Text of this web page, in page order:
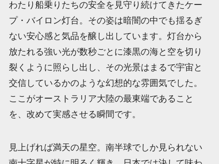
わたり船乗りたちの安全を見守り続けてきたケー
プ・バイロン灯台。その姿は暗闇の中でも揺るぎ
ない安心感と気品を醸し出しています。灯台から
放たれる強い光が数秒ごとに漆黒の海と空を切り
裂くように照らし出し、その光景はまるで宇宙と
交信しているかのような幻想的な雰囲気でした。
ここがオーストラリア大陸の最東端であること
を、改めて実感させる瞬間です。
見上げれば満天の星空。南半球でしか見られない